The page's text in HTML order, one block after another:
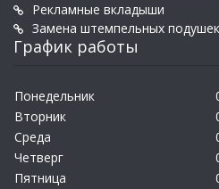
Рекламные вкладыши
Замена штемпельных подушек
График работы
Понедельник
Вторник
Среда
Четверг
Пятница